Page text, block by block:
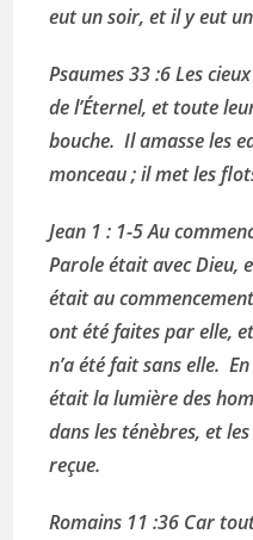
eut un soir, et il y eut
Psaumes 33 :6 Les
de l’Éternel, et toute
bouche. Il amasse les
monceau ; il met les
Jean 1 : 1-5 Au
Parole était avec Dieu,
était au
ont été faites par elle,
n’a été fait sans elle.
était la lumière des
dans les ténèbres, et
reçue.
Romains 11 :36 Car